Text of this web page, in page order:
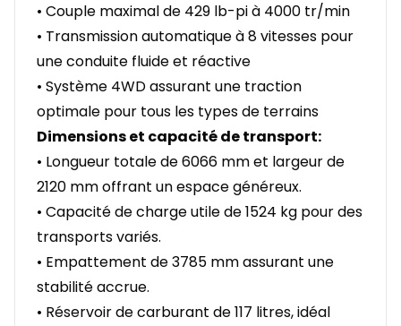
• Couple maximal de 429 lb-pi à 4000 tr/min
• Transmission automatique à 8 vitesses pour
une conduite fluide et réactive
• Système 4WD assurant une traction
optimale pour tous les types de terrains
Dimensions et capacité de transport:
• Longueur totale de 6066 mm et largeur de
2120 mm offrant un espace généreux.
• Capacité de charge utile de 1524 kg pour des
transports variés.
• Empattement de 3785 mm assurant une
stabilité accrue.
• Réservoir de carburant de 117 litres, idéal